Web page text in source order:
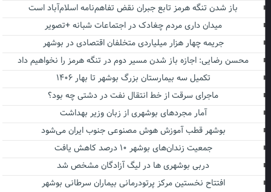
باز شدن تنگه هرمز تابع جبران نقض تفاهم‌نامه اسلام‌آباد است
میدان داری مردم چغادک در اجتماعات شبانه +تصویر
جریمه چهار هزار میلیاردی متخلفان اقتصادی در بوشهر
محسن رضایی: اجازه باز شدن مسیر دوم در تنگه هرمز را نخواهیم داد
تکمیل سه بیمارستان بزرگ بوشهر تا بهار ۱۴۰۶
ماجرای سرقت از خط انتقال نفت در دشتی چه بود؟
آمار مجردهای بوشهری از زبان وزیر بهداشت
بوشهر قطب آموزش هوش مصنوعی جنوب ایران می‌شود
جمعیت زندان‌های بوشهر ۱۰ درصد کاهش یافت
دربی بوشهری ها در لیگ آزادگان مشخص شد
افتتاح نخستین مرکز پرتودرمانی بیماران سرطانی بوشهر